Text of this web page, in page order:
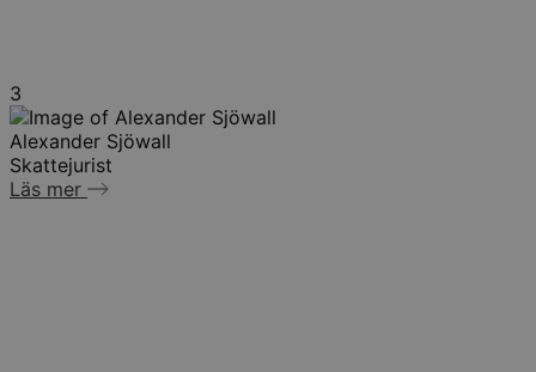
3
Alexander Sjöwall
Skattejurist
Läs mer